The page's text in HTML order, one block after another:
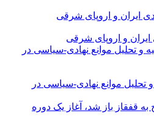
ایران و اروپای شرقی
تحلیل موانع نهادی-سیاسی در